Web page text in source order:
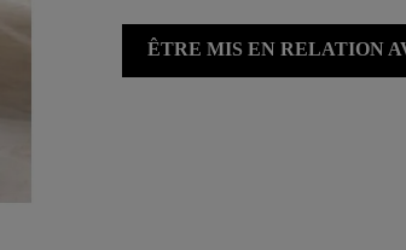
ÊTRE MIS EN RELATION